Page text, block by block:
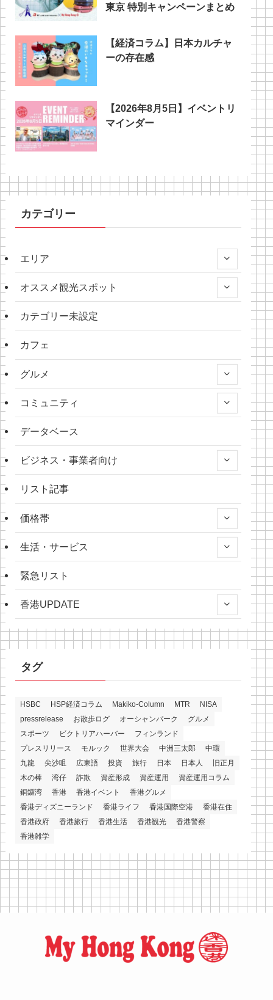
東京 特別キャンペーンまとめ
【経済コラム】日本カルチャ
ーの存在感
【2026年8月5日】イベントリ
マインダー
カテゴリー
エリア
オススメ観光スポット
カテゴリー未設定
カフェ
グルメ
コミュニティ
データベース
ビジネス・事業者向け
リスト記事
価格帯
生活・サービス
緊急リスト
香港UPDATE
タグ
HSBC HSP経済コラム Makiko-Column MTR
NISA
pressrelease
お散歩ログ オーシャンパーク
グルメ
スポーツ
ビクトリアハーバー
フィンランド
プレスリリース
モルック 世界大会 中洲三太郎
中環
九龍
尖沙咀 広東語 投資 旅行 日本 日本人
旧正月
木の棒
湾仔 詐欺 資産形成 資産運用
資産運用コラム
銅鑼湾
香港 香港イベント
香港グルメ
香港ディズニーランド
香港ライフ 香港国際空港
香港在住
香港政府
香港旅行 香港生活 香港観光
香港警察
香港雑学